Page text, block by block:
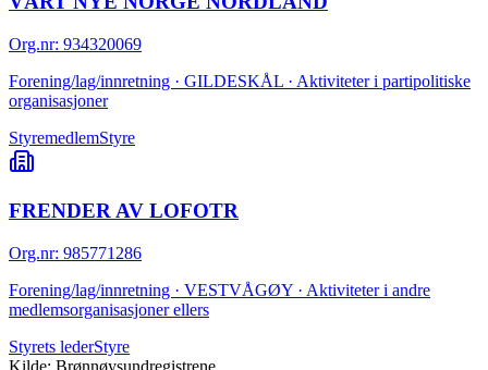
Org.nr: 934320069
Forening/lag/innretning · GILDESKÅL · Aktiviteter i partipolitiske
organisasjoner
StyremedlemStyre
FRENDER AV LOFOTR
Org.nr: 985771286
Forening/lag/innretning · VESTVÅGØY · Aktiviteter i andre
medlemsorganisasjoner ellers
Styrets lederStyre
Kilde: Brønnøysundregistrene